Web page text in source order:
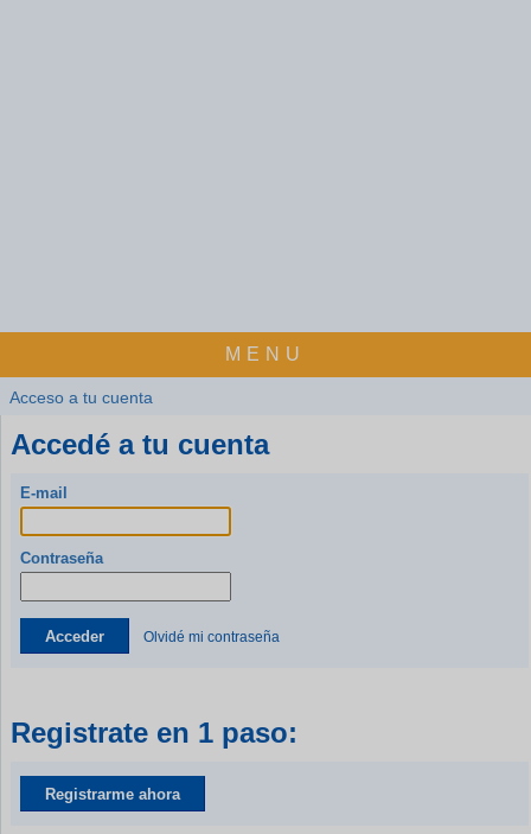
MENU
Acceso a tu cuenta
Accedé a tu cuenta
E-mail
Contraseña
Acceder Olvidé mi contraseña
Registrate en 1 paso:
Registrarme ahora